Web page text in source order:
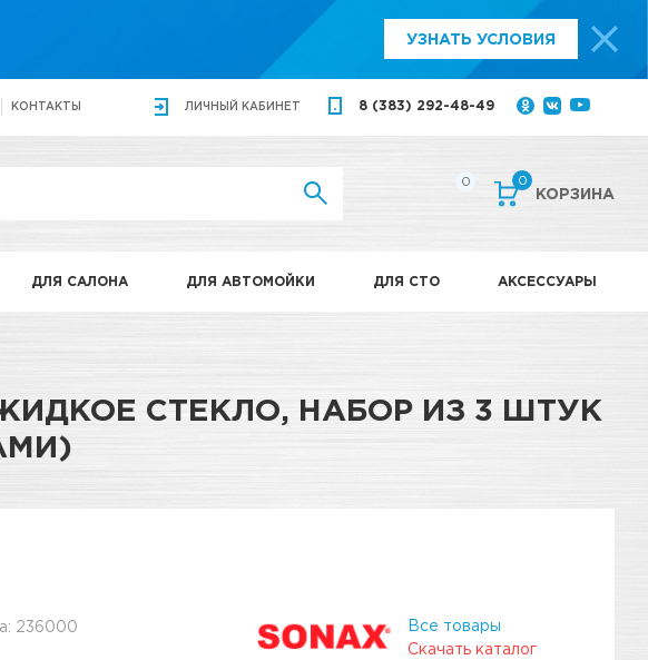
УЗНАТЬ УСЛОВИЯ
КОНТАКТЫ ЛИЧНЫЙ КАБИНЕТ 8 (383) 292-48-49
0 0
КОРЗИНА
ДЛЯ САЛОНА ДЛЯ АВТОМОЙКИ ДЛЯ СТО АКСЕССУАРЫ
СТЕКЛО, НАБОР ИЗ 3 ШТУК
236000
Все товары
Скачать каталог